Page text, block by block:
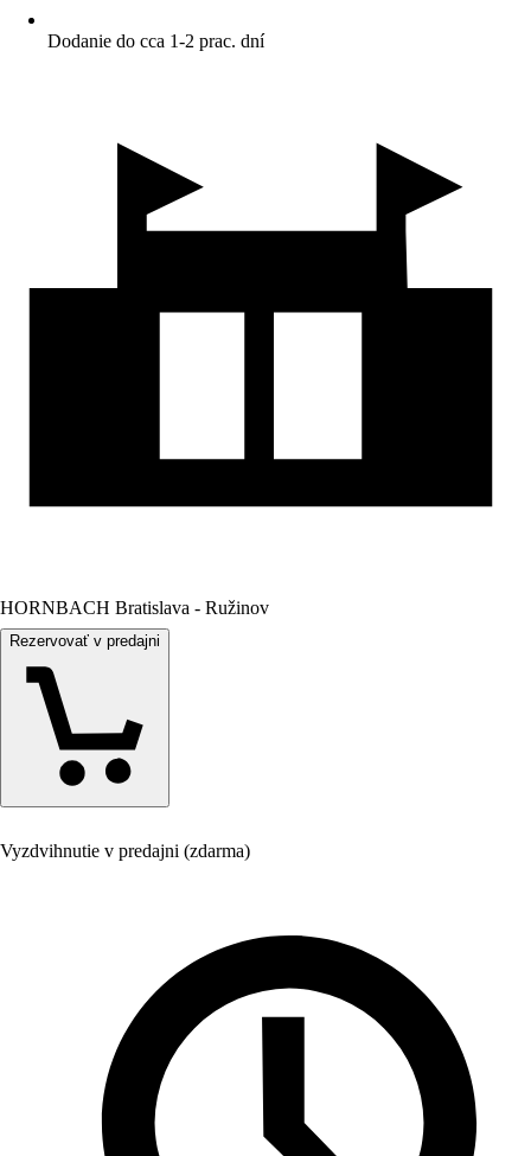
Dodanie do cca 1-2 prac. dní
HORNBACH Bratislava - Ružinov
Rezervovať v predajni
Vyzdvihnutie v predajni (zdarma)